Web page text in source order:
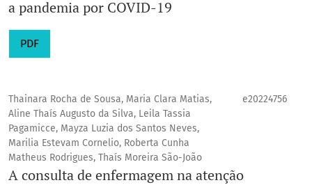
a pandemia por COVID-19
PDF
Thainara Rocha de Sousa, Maria Clara Matias,
Aline Thaís Augusto da Silva, Leila Tassia
Pagamicce, Mayza Luzia dos Santos Neves,
Marilia Estevam Cornelio, Roberta Cunha
Matheus Rodrigues, Thaís Moreira São-João
e20224756
A consulta de enfermagem na atenção